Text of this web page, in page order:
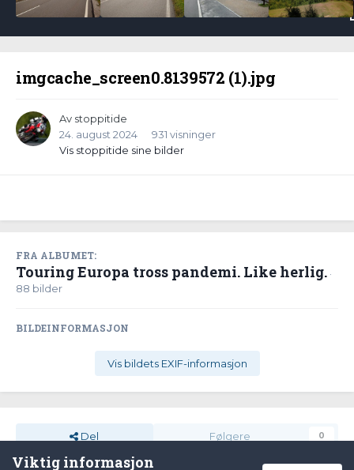
imgcache_screen0.8139572 (1).jpg
Av stoppitide
24. august 2024
931 visninger
Vis stoppitide sine bilder
FRA ALBUMET:
Touring Europa tross pandemi. Like herlig. ·
88 bilder
BILDEINFORMASJON
Vis bildets EXIF-informasjon
Del Følgere 0
Viktig informasjon